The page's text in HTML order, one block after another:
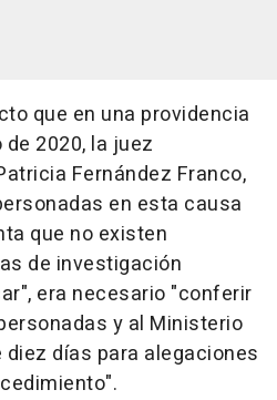
que en una providencia
2020, la juez
Fernández Franco,
en esta causa
que no existen
de investigación
era necesario "conferir
y al Ministerio
días para alegaciones